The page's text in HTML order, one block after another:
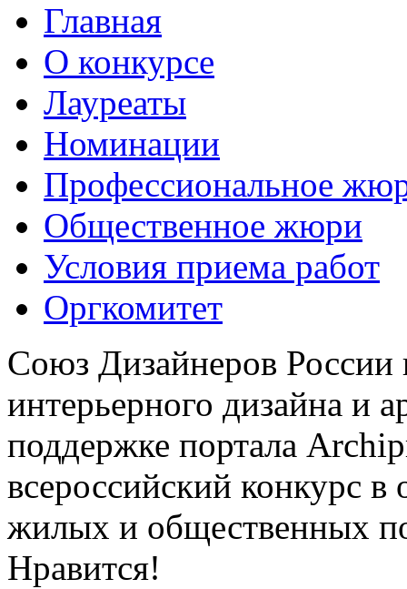
Главная
О конкурсе
Лауреаты
Номинации
Профессиональное
Общественное жюри
Условия приема работ
Оргкомитет
Союз Дизайнеров России
интерьерного дизайна и
поддержке портала
всероссийский конкурс в
жилых и общественных
Нравится!